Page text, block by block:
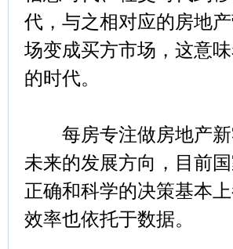
代，与之相对应的房地
场变成买方市场，这意
的时代。
每房专注做房地产新
未来的发展方向，目前
正确和科学的决策基本
效率也依托于数据。